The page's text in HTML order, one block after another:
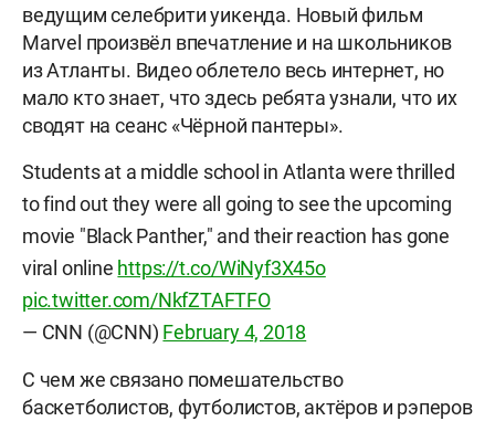
ведущим селебрити уикенда. Новый фильм
Marvel произвёл впечатление и на школьников
из Атланты. Видео облетело весь интернет, но
мало кто знает, что здесь ребята узнали, что их
сводят на сеанс «Чёрной пантеры».
Students at a middle school in Atlanta were thrilled
to find out they were all going to see the upcoming
movie "Black Panther," and their reaction has gone
viral online https://t.co/WiNyf3X45o
pic.twitter.com/NkfZTAFTFO
— CNN (@CNN) February 4, 2018
С чем же связано помешательство
баскетболистов, футболистов, актёров и рэперов